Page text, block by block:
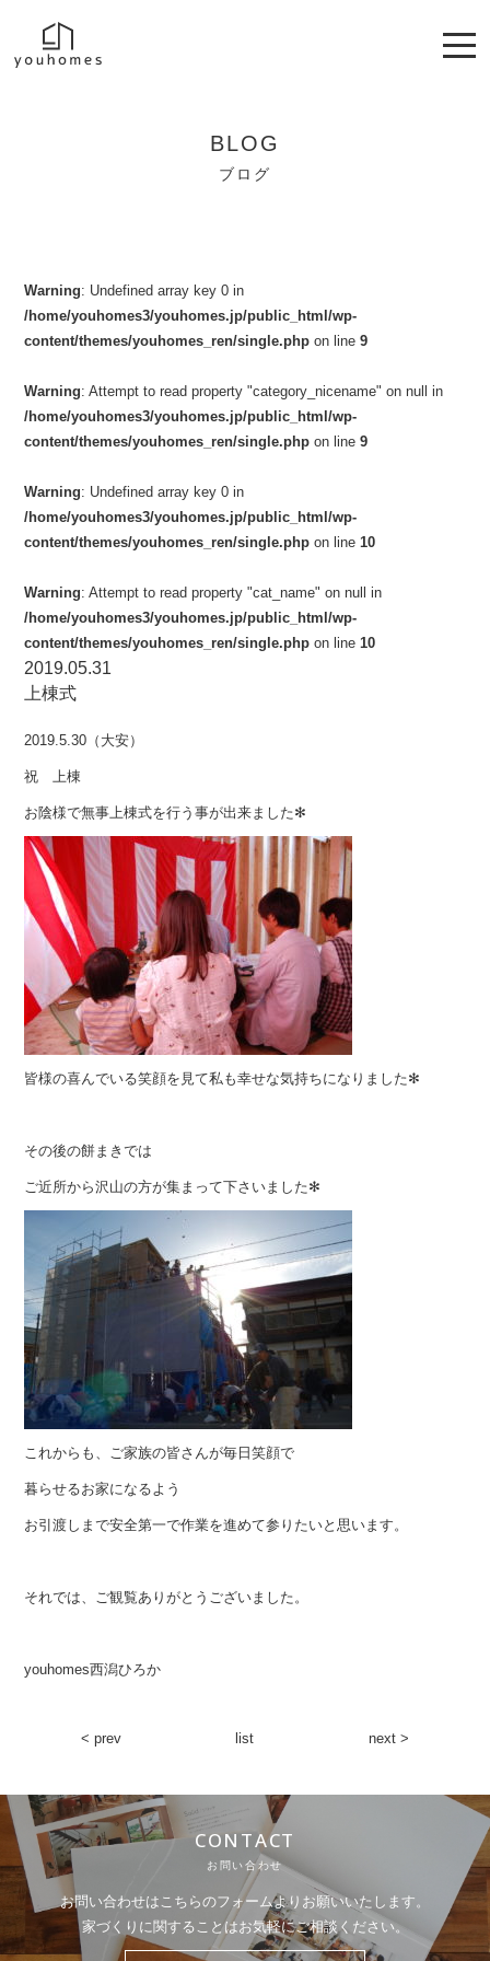
BLOG
ブログ
Warning: Undefined array key 0 in
/home/youhomes3/youhomes.jp/public_html/wp-
content/themes/youhomes_ren/single.php on line9
Warning: Attempt to read property "category_nicename" on null in
/home/youhomes3/youhomes.jp/public_html/wp-
content/themes/youhomes_ren/single.php on line9
Warning: Undefined array key 0 in
/home/youhomes3/youhomes.jp/public_html/wp-
content/themes/youhomes_ren/single.php on line10
Warning: Attempt to read property "cat_name" on null in
/home/youhomes3/youhomes.jp/public_html/wp-
content/themes/youhomes_ren/single.php on line10
2019.05.31
上棟式
2019.5.30（大安）
祝 上棟
お陰様で無事上棟式を行う事が出来ました✻
皆様の喜んでいる笑顔を見て私も幸せな気持ちになりました✻
その後の餅まきでは
ご近所から沢山の方が集まって下さいました✻
これからも、ご家族の皆さんが毎日笑顔で
暮らせるお家になるよう
お引渡しまで安全第一で作業を進めて参りたいと思います。
それでは、ご観覧ありがとうございました。
youhomes西潟ひろか
< prev list next >
CONTACT
お問い合わせ
お問い合わせはこちらのフォームよりお願いいたします。
家づくりに関することはお気軽にご相談ください。